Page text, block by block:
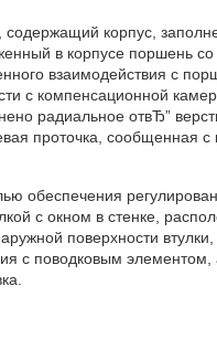
содержащий корпус,
в корпусе поршень
взаимодействия с
с компенсационной
радиальное отвЂ”
проточка, сообщенная
обеспечения
с окном в стенке,
поверхности
с поводковым